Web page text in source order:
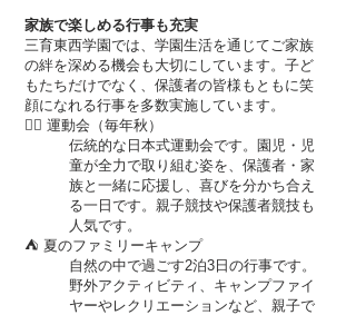
家族で楽しめる行事も充実
三育東西学園では、学園生活を通じてご家族
の絆を深める機会も大切にしています。子ど
もたちだけでなく、保護者の皆様もともに笑
顔になれる行事を多数実施しています。
🏃‍♂️ 運動会（毎年秋）
伝統的な日本式運動会です。園児・児
童が全力で取り組む姿を、保護者・家
族と一緒に応援し、喜びを分かち合え
る一日です。親子競技や保護者競技も
人気です。
⛺ 夏のファミリーキャンプ
自然の中で過ごす2泊3日の行事です。
野外アクティビティ、キャンプファイ
ヤーやレクリエーションなど、親子で